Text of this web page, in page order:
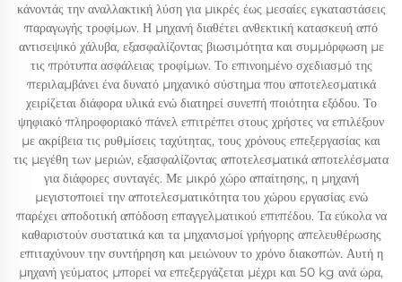
κάνοντάς την αναλλακτική λύση για μικρές έως μεσαίες εγκαταστάσεις
παραγωγής τροφίμων. Η μηχανή διαθέτει ανθεκτική κατασκευή από
αντισεψικό χάλυβα, εξασφαλίζοντας βιωσιμότητα και συμμόρφωση με
τις πρότυπα ασφάλειας τροφίμων. Το επινοημένο σχεδιασμό της
περιλαμβάνει ένα δυνατό μηχανικό σύστημα που αποτελεσματικά
χειρίζεται διάφορα υλικά ενώ διατηρεί συνεπή ποιότητα εξόδου. Το
ψηφιακό πληροφοριακό πάνελ επιτρέπει στους χρήστες να επιλέξουν
με ακρίβεια τις ρυθμίσεις ταχύτητας, τους χρόνους επεξεργασίας και
τις μεγέθη των μεριών, εξασφαλίζοντας αποτελεσματικά αποτελέσματα
για διάφορες συνταγές. Με μικρό χώρο απαίτησης, η μηχανή
μεγιστοποιεί την αποτελεσματικότητα του χώρου εργασίας ενώ
παρέχει αποδοτική απόδοση επαγγελματικού επιπέδου. Τα εύκολα να
καθαριστούν συστατικά και τα μηχανισμοί γρήγορης απελευθέρωσης
επιταχύνουν την συντήρηση και μειώνουν το χρόνο διακοπών. Αυτή η
μηχανή γεύματος μπορεί να επεξεργάζεται μέχρι και 50 kg ανά ώρα,